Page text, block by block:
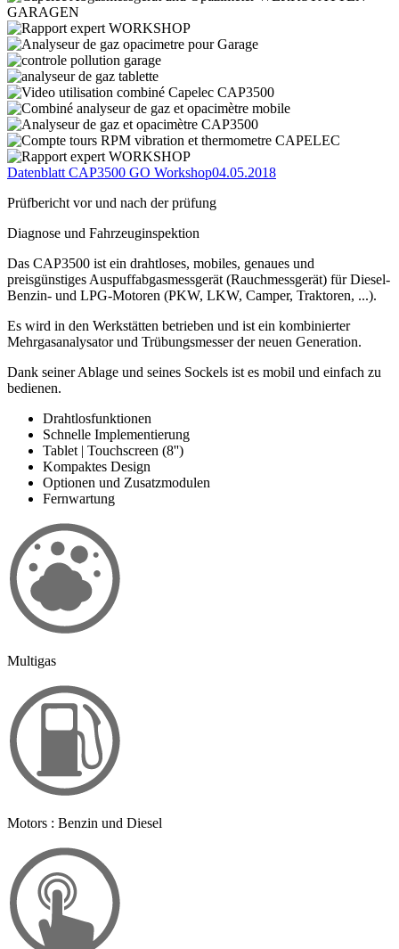
Datenblatt CAP3500 GO Workshop04.05.2018
Prüfbericht vor und nach der prüfung
Diagnose und Fahrzeuginspektion
Das CAP3500 ist ein drahtloses, mobiles, genaues und
preisgünstiges Auspuffabgasmessgerät (Rauchmessgerät) für Diesel-
Benzin- und LPG-Motoren (PKW, LKW, Camper, Traktoren, ...).
Es wird in den Werkstätten betrieben und ist ein kombinierter
Mehrgasanalysator und Trübungsmesser der neuen Generation.
Dank seiner Ablage und seines Sockels ist es mobil und einfach zu
bedienen.
Drahtlosfunktionen
Schnelle Implementierung
Tablet | Touchscreen (8'')
Kompaktes Design
Optionen und Zusatzmodulen
Fernwartung
Multigas
Motors : Benzin und Diesel